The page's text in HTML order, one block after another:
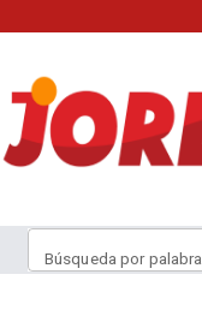
Búsqueda por palabra